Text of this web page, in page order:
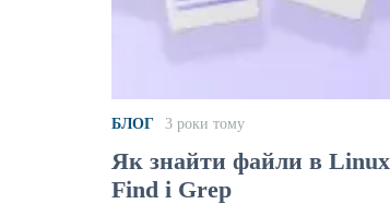
БЛОГ 3 роки тому
Як знайти файли в
Find і Grep